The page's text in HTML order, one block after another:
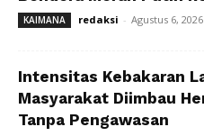
KAIMANA redaksi - Agustus 6, 2026
Intensitas Kebakaran
Masyarakat Diimbau
Tanpa Pengawasan